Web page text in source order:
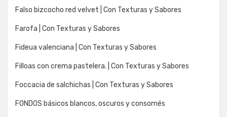
Falso bizcocho red velvet | Con Texturas y Sabores
Farofa | Con Texturas y Sabores
Fideua valenciana | Con Texturas y Sabores
Filloas con crema pastelera. | Con Texturas y Sabores
Foccacia de salchichas | Con Texturas y Sabores
FONDOS básicos blancos, oscuros y consomés